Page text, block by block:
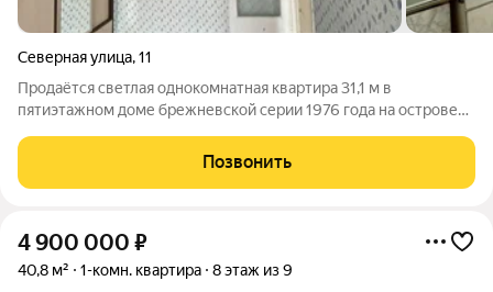
Северная улица,11
Продаётся светлая однокомнатная квартира 31,1 м в
пятиэтажном доме брежневской серии 1976 года на острове
квартире тепло. Потребуется ремонт это даёт возможность
оформить пространство на свой вкус.
Позвонить
4 900 000 ₽
40,8 м² 1-комн. квартира 8 этаж из 9